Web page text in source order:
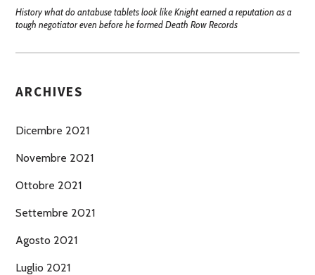
History what do antabuse tablets look like Knight earned a reputation as a
tough negotiator even before he formed Death Row Records
ARCHIVES
Dicembre 2021
Novembre 2021
Ottobre 2021
Settembre 2021
Agosto 2021
Luglio 2021